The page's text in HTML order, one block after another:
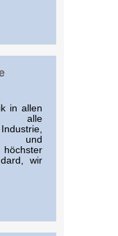
in allen
alle
und
wir